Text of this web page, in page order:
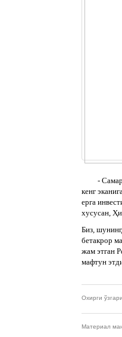
-
кенг
ерга
хусусан,
Биз,
бетакрор
жам этган
мафтун
Охирги
Материал